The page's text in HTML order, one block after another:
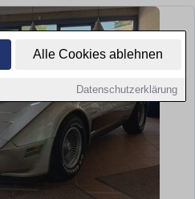
Alle Cookies ablehnen
Datenschutzerklärung